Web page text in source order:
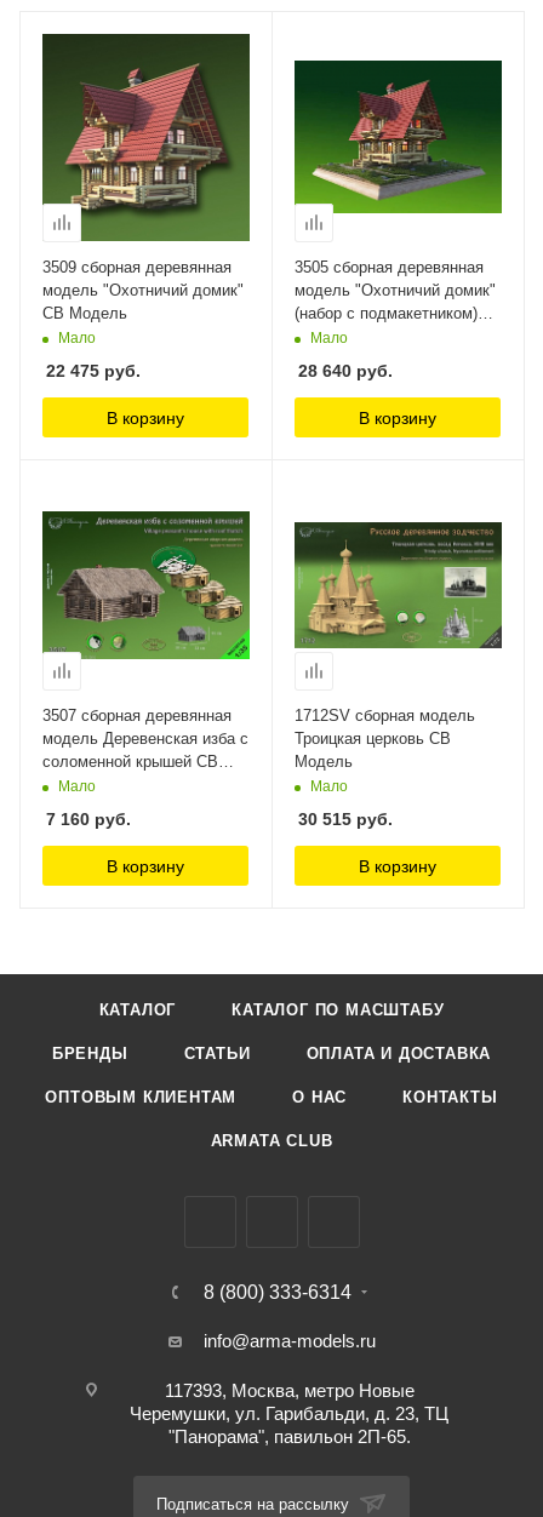
3509 сборная деревянная
модель "Охотничий домик"
СВ Модель
Мало
22 475 руб.
В корзину
3505 сборная деревянная
модель "Охотничий домик"
(набор с подмакетником)
СВ Модель, 1/35
Мало
28 640 руб.
В корзину
3507 сборная деревянная
модель Деревенская изба с
соломенной крышей СВ
Модель
Мало
7 160 руб.
В корзину
1712SV сборная модель
Троицкая церковь СВ
Модель
Мало
30 515 руб.
В корзину
КАТАЛОГ КАТАЛОГ ПО МАСШТАБУ
БРЕНДЫ СТАТЬИ ОПЛАТА И ДОСТАВКА
ОПТОВЫМ КЛИЕНТАМ О НАС КОНТАКТЫ
ARMATA CLUB
8 (800) 333-6314
info@arma-models.ru
117393, Москва, метро Новые
Черемушки, ул. Гарибальди, д. 23, ТЦ
"Панорама", павильон 2П-65.
Подписаться на рассылку